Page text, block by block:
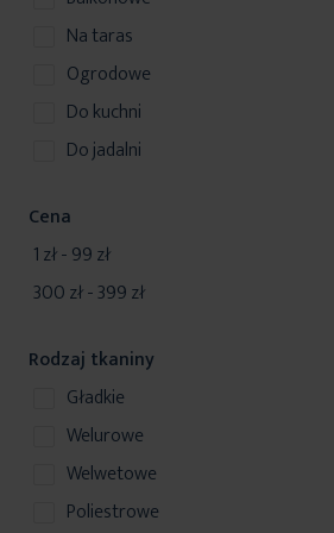
y
na taras
ogrodowe
do kuchni
do jadalni
Cena
1 zł-99 zł
300 zł-399 zł
Rodzaj tkaniny
gładkie
welurowe
welwetowe
poliestrowe